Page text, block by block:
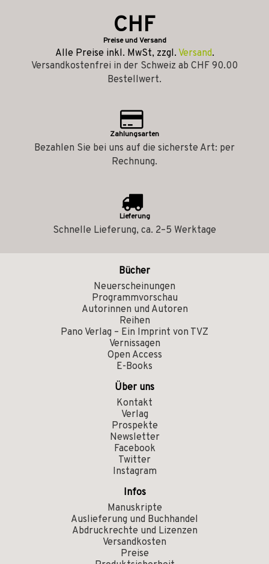
CHF
Preise und Versand
Alle Preise inkl. MwSt, zzgl. Versand.
Versandkostenfrei in der Schweiz ab CHF 90.00
Bestellwert.
Zahlungsarten
Bezahlen Sie bei uns auf die sicherste Art: per
Rechnung.
Lieferung
Schnelle Lieferung, ca. 2–5 Werktage
Bücher
Neuerscheinungen
Programmvorschau
Autorinnen und Autoren
Reihen
Pano Verlag – Ein Imprint von TVZ
Vernissagen
Open Access
E-Books
Über uns
Kontakt
Verlag
Prospekte
Newsletter
Facebook
Twitter
Instagram
Infos
Manuskripte
Auslieferung und Buchhandel
Abdruckrechte und Lizenzen
Versandkosten
Preise